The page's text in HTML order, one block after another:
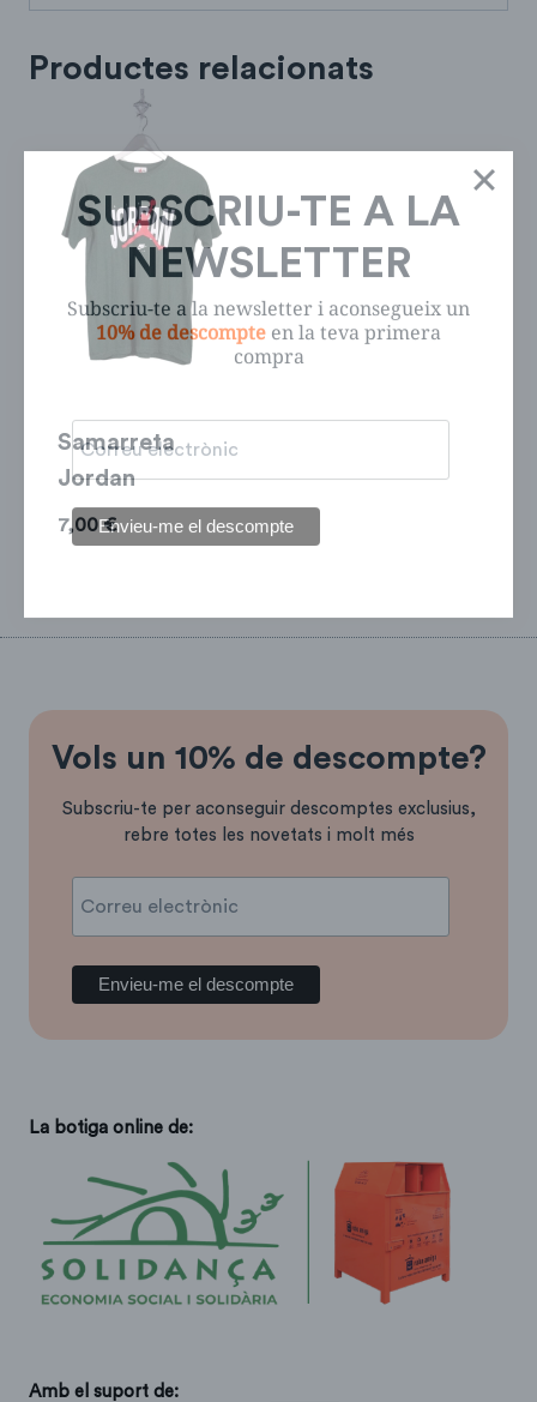
Productes relacionats
Samarreta
Jordan
7,00€
Vols un 10% de descompte?
Subscriu-te per aconseguir descomptes exclusius,
rebre totes les novetats i molt més
La botiga online de:
Amb el suport de:
SUBSCRIU-TE A LA
NEWSLETTER
Subscriu-te a la newsletter i aconsegueix un
10% de descompte en la teva primera
compra